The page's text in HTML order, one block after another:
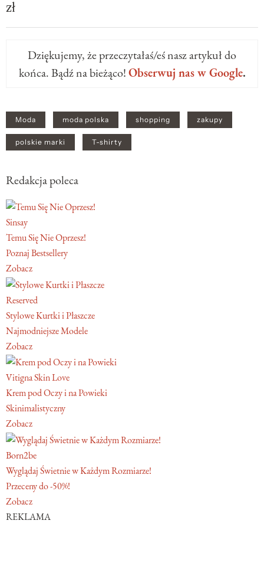
zł
Dziękujemy, że przeczytałaś/eś nasz artykuł do
końca. Bądź na bieżąco!Obserwuj nas w Google.
Moda moda polska shopping zakupy
polskie marki T-shirty
Redakcja poleca
Sinsay
Temu Się Nie Oprzesz!
Poznaj Bestsellery
Zobacz
Reserved
Stylowe Kurtki i Płaszcze
Najmodniejsze Modele
Zobacz
Vitigna Skin Love
Krem pod Oczy i na Powieki
Skinimalistyczny
Zobacz
Born2be
Wyglądaj Świetnie w Każdym Rozmiarze!
Przeceny do -50%!
Zobacz
REKLAMA